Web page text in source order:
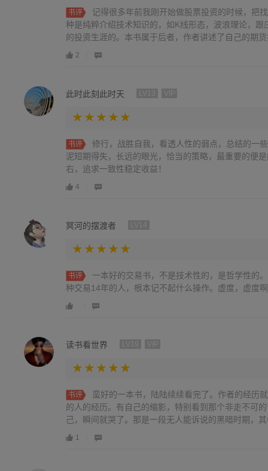
书评
记得很多年前我刚开始做股票投资的时候，把
种是纯粹介绍技术知识的，如K线形态，波浪理论，
的投资生涯的。本书属于后者，作者讲述了自己的期
2
此时此刻此时天
书评
修行，战胜自我，看透人性的弱点，总结的一
泥短期得失，长远的眼光，恰当的策略，最重要的便
右，追求一致性稳定收益！
4
冥河的摆渡者
书评
一本好的交易书，不是技术性的，是哲学性的
种交易14年的人，根本记不起什么操作。虚度，虚度
读书看世界
书评
蛮好的一本书，陆陆续续看完了。作者的经历
的人的经历。有自己的缩影，特别看到那个非走不可
己，瞬间就哭了。那是一段无人能诉说的黑暗时期，
1